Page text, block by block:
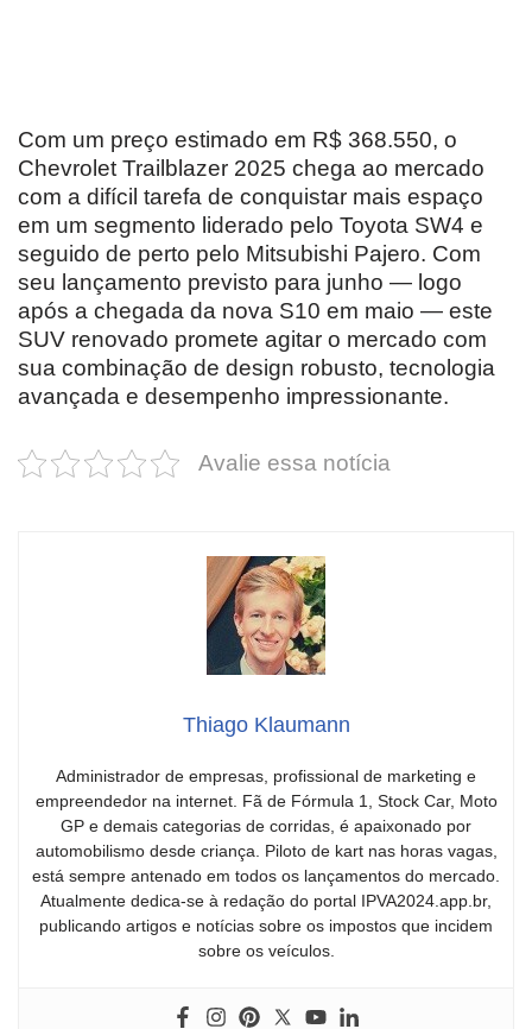
Com um preço estimado em R$ 368.550, o
Chevrolet Trailblazer 2025 chega ao mercado
com a difícil tarefa de conquistar mais espaço
em um segmento liderado pelo Toyota SW4 e
seguido de perto pelo Mitsubishi Pajero. Com
seu lançamento previsto para junho — logo
após a chegada da nova S10 em maio — este
SUV renovado promete agitar o mercado com
sua combinação de design robusto, tecnologia
avançada e desempenho impressionante.
Avalie essa notícia
Thiago Klaumann
Administrador de empresas, profissional de marketing e
empreendedor na internet. Fã de Fórmula 1, Stock Car, Moto
GP e demais categorias de corridas, é apaixonado por
automobilismo desde criança. Piloto de kart nas horas vagas,
está sempre antenado em todos os lançamentos do mercado.
Atualmente dedica-se à redação do portal IPVA2024.app.br,
publicando artigos e notícias sobre os impostos que incidem
sobre os veículos.